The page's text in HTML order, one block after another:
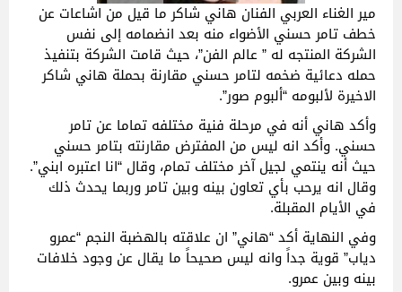
مير الغناء العربي الفنان هاني شاكر ما قيل من اشاعات عن
خطف تامر حسني الأضواء منه بعد انضمامه إلى نفس
الشركة المنتجه له ” عالم الفن”، حيث قامت الشركة بتنفيذ
حمله دعائية ضخمه لتامر حسني مقارنة بحملة هاني شاكر
الاخيرة لألبومه “ألبوم صور”.
وأكد هاني أنه في مرحلة فنية مختلفه تماما عن تامر
حسني. وأكد انه ليس من المفترض مقارنته بتامر حسني
حيث أنه ينتمي لجيل آخر مختلف تمام، وقال “انا اعتبره ابني”.
وقال انه يرحب بأي تعاون بينه وبين تامر وربما يحدث ذلك
في الأيام المقبلة.
وفي النهاية أكد “هاني” ان علاقته بالهضبة النجم “عمرو
دياب” قوية جداً وانه ليس صحيحاً ما يقال عن وجود خلافات
بينه وبين عمرو.